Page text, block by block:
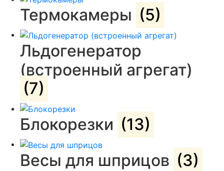
Термокамеры (5)
Льдогенератор
(встроенный агрегат)
(7)
Блокорезки (13)
Весы для шприцов (3)